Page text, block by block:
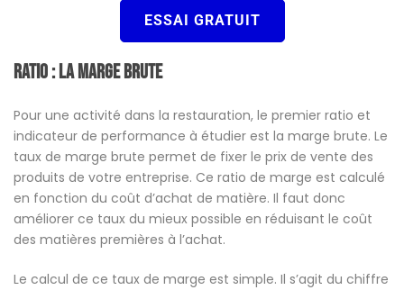
ESSAI GRATUIT
Ratio : La marge brute
Pour une activité dans la restauration, le premier ratio et
indicateur de performance à étudier est la marge brute. Le
taux de marge brute permet de fixer le prix de vente des
produits de votre entreprise. Ce ratio de marge est calculé
en fonction du coût d’achat de matière. Il faut donc
améliorer ce taux du mieux possible en réduisant le coût
des matières premières à l’achat.
Le calcul de ce taux de marge est simple. Il s’agit du chiffre